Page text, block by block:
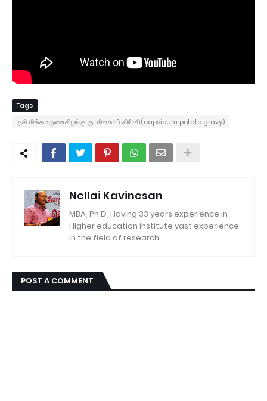
Tags
ருசி மிக்க உருளைகிழங்கு குடமிளகாய் கிரேவி(capsicum potato gravy)
Nellai Kavinesan
MBA, Ph.D, Having 33 years experience in
Higher education institute vast experience
in the field of research
POST A COMMENT